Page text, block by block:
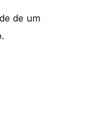
de um